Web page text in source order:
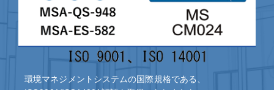
環境マネジメントシステムの国際規格である、